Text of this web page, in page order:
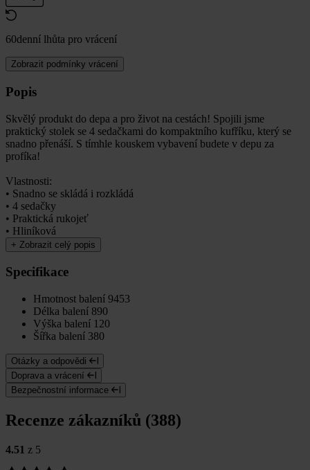
60denní lhůta pro vrácení
Zobrazit podmínky vrácení
Popis
Skvělý produkt do depa a pro život na cestách! Spojili jsme
praktický stolek se 4 sedačkami do kompaktního kufříku, který se
snadno přenáší. S tímhle kouskem vybavení budete v depu za
profíka!
Vlastnosti:
• Snadno se skládá i rozkládá
• 4 sedačky
• Praktická rukojeť
• Hliníková
+ Zobrazit celý popis
Specifikace
Hmotnost balení 9453
Délka balení 890
Výška balení 120
Šířka balení 380
Otázky a odpovědi
Doprava a vrácení
Bezpečnostní informace
Recenze zákazníků (388)
4.51 z 5